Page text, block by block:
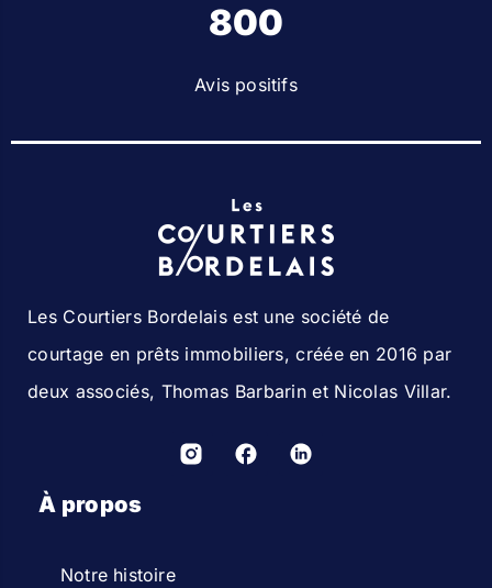
800
Avis positifs
Les Courtiers Bordelais est une société de
courtage en prêts immobiliers, créée en 2016 par
deux associés, Thomas Barbarin et Nicolas Villar.
À propos
Notre histoire